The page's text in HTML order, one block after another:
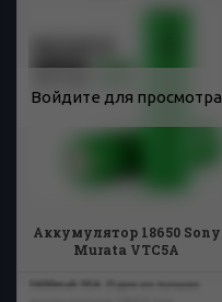
Войдите для просмотра
Аккумулятор 18650 Sony
Murata VTC5A
2600mah 35A. Один из лучших